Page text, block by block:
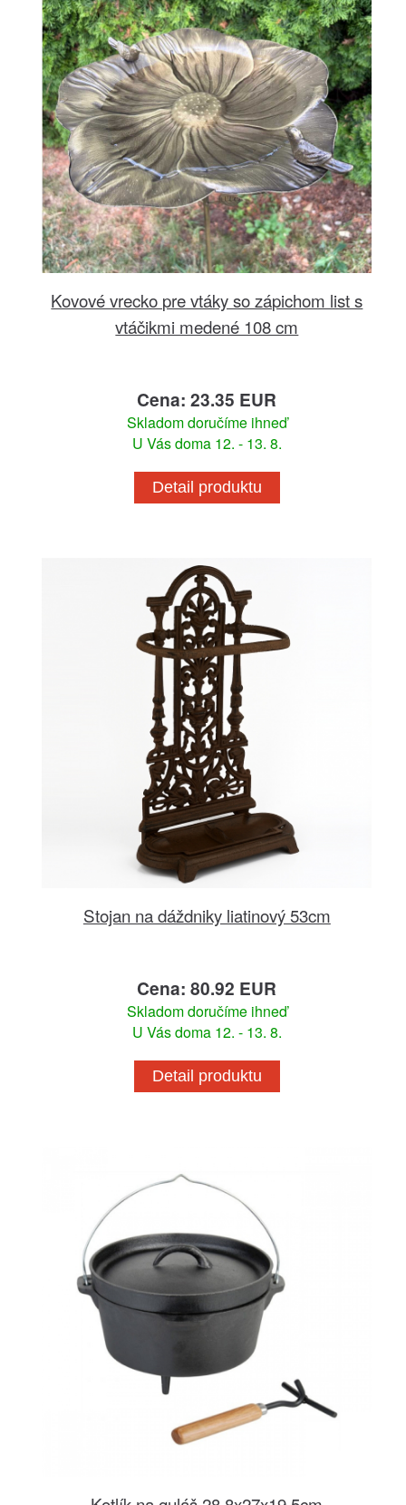
Kovové vrecko pre vtáky so zápichom list s
vtáčikmi medené 108 cm
Cena: 23.35 EUR
Skladom doručíme ihneď
U Vás doma 12. - 13. 8.
Detail produktu
Stojan na dáždniky liatinový 53cm
Cena: 80.92 EUR
Skladom doručíme ihneď
U Vás doma 12. - 13. 8.
Detail produktu